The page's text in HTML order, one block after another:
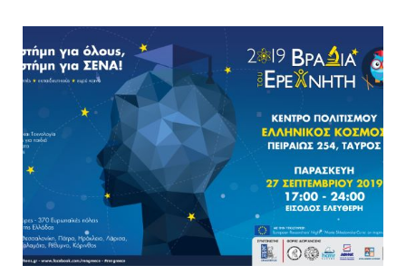
o t
r
)
r
m
e
t